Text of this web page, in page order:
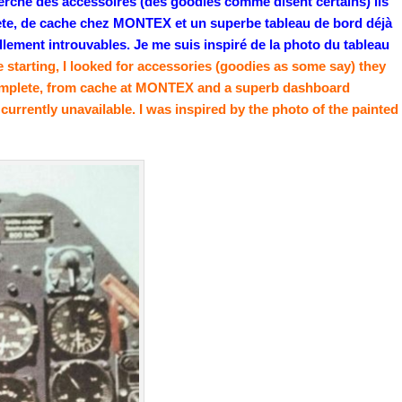
de cache chez MONTEX et un superbe tableau de bord déjà
introuvables. Je me suis inspiré de la photo du tableau
starting, I looked for accessories (goodies as some say) they
from cache at MONTEX and a superb dashboard
unavailable. I was inspired by the photo of the painted